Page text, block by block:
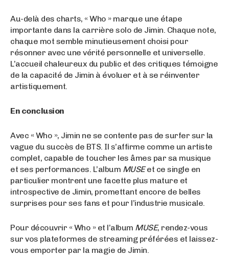
Au-delà des charts, « Who » marque une étape
importante dans la carrière solo de Jimin. Chaque note,
chaque mot semble minutieusement choisi pour
résonner avec une vérité personnelle et universelle.
L’accueil chaleureux du public et des critiques témoigne
de la capacité de Jimin à évoluer et à se réinventer
artistiquement.
En conclusion
Avec « Who », Jimin ne se contente pas de surfer sur la
vague du succès de BTS. Il s’affirme comme un artiste
complet, capable de toucher les âmes par sa musique
et ses performances. L’album MUSEet ce single en
particulier montrent une facette plus mature et
introspective de Jimin, promettant encore de belles
surprises pour ses fans et pour l’industrie musicale.
Pour découvrir « Who » et l’album MUSE, rendez-vous
sur vos plateformes de streaming préférées et laissez-
vous emporter par la magie de Jimin.